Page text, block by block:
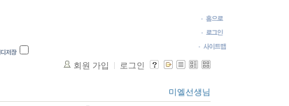
회원 가입 로그인
미엘선생님